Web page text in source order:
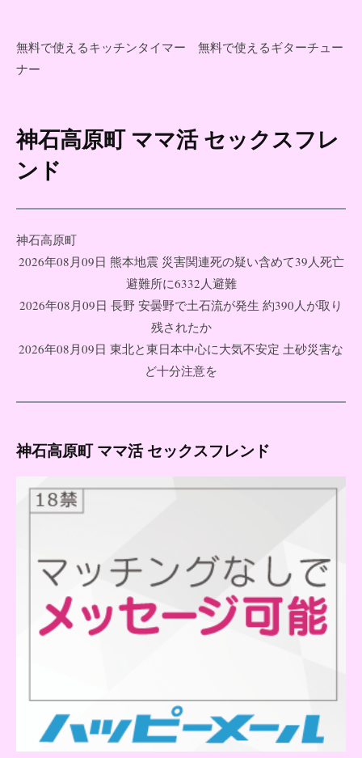
無料で使えるキッチンタイマー
無料で使えるギターチュー
ナー
コ
テ
へ
ス
ッ
神石高原町 ママ活 セックスフレ
ンド
神石高原町
2026年08月09日 熊本地震 災害関連死の疑い含めて39人死亡
避難所に6332人避難
2026年08月09日 長野 安曇野で土石流が発生 約390人が取り
残されたか
2026年08月09日 東北と東日本中心に大気不安定 土砂災害な
ど十分注意を
神石高原町 ママ活 セックスフレンド